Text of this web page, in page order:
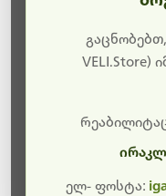
ბოდიშს
მიმდინარეობს
მალე ისევ
VELI.Store)
ელ- ფოსტა: